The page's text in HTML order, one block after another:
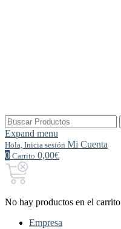
Buscar
por:
Expand menu
Hola, Inicia sesión Mi Cuenta
0 Carrito 0,00€
No hay productos en el carrito
Empresa